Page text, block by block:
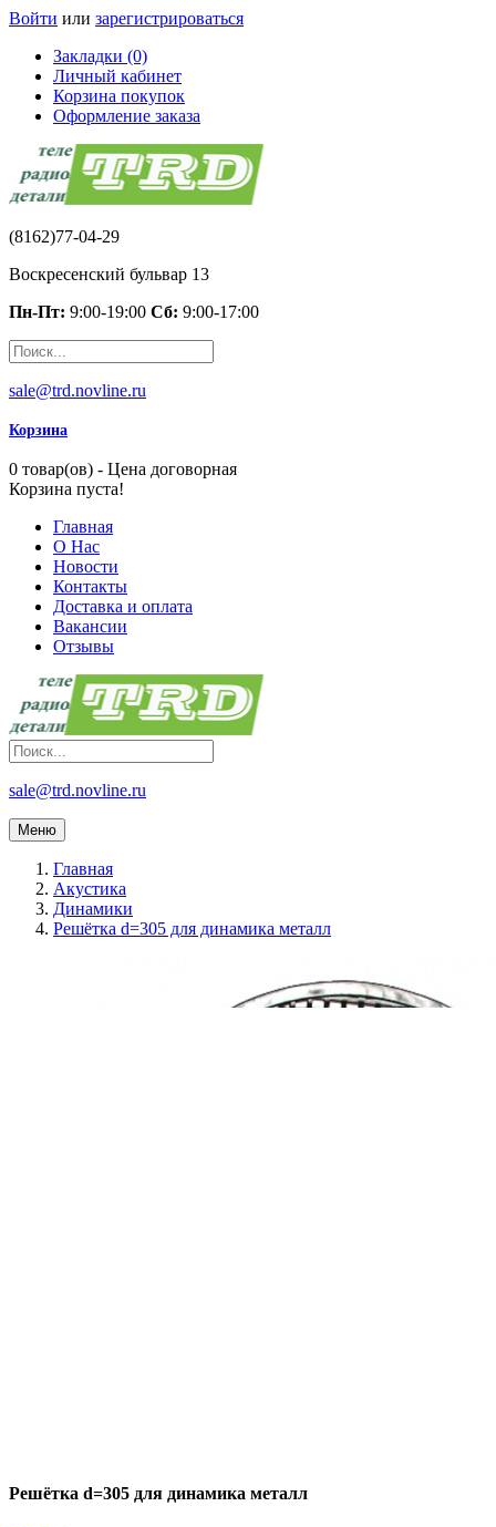
Войти или зарегистрироваться
Закладки (0)
Личный кабинет
Корзина покупок
Оформление заказа
(8162)77-04-29
Воскресенский бульвар 13
Пн-Пт: 9:00-19:00 Сб: 9:00-17:00
sale@trd.novline.ru
Корзина
0 товар(ов) - Цена договорная
Корзина пуста!
Главная
О Нас
Новости
Контакты
Доставка и оплата
Вакансии
Отзывы
sale@trd.novline.ru
Меню
Главная
Акустика
Динамики
Решётка d=305 для динамика металл
Решётка d=305 для динамика металл